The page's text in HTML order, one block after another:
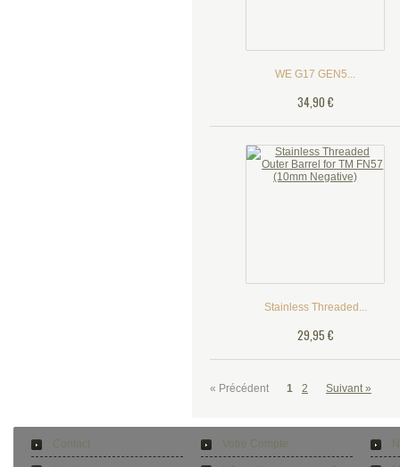
WE G17 GEN5...
34,90 €
Stainless Threaded...
29,95 €
« Précédent 1 2 Suivant »
Contact Votre Compte